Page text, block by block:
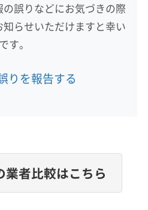
んのう町
仲多度郡琴平町
木町
誤りなどにお気づきの際
らせいただけますと幸い
です。
りを報告する
業者比較はこちら